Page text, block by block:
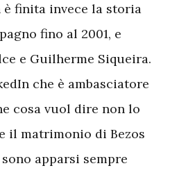
è finita invece la storia
fino al 2001, e
e Guilherme Siqueira.
che è ambasciatore
cosa vuol dire non lo
il matrimonio di Bezos
apparsi sempre